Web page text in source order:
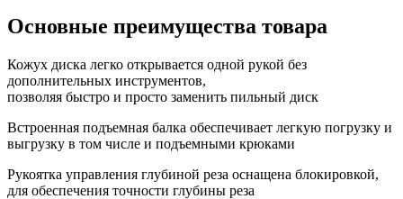
Основные преимущества товара
Кожух диска легко открывается одной рукой без
дополнительных инструментов,
позволяя быстро и просто заменить пильный диск
Встроенная подъемная балка обеспечивает легкую погрузку и
выгрузку в том числе и подъемными крюками
Рукоятка управления глубиной реза оснащена блокировкой,
для обеспечения точности глубины реза